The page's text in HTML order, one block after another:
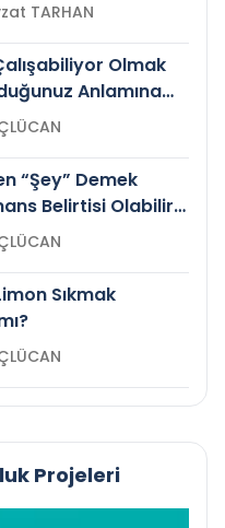
Prof.Dr. Nevzat TARHAN
Olmak
Anlamına
GÜÇLÜCAN
“Şey” Demek
Belirtisi Olabilir
GÜÇLÜCAN
Sıkmak
GÜÇLÜCAN
Projeleri